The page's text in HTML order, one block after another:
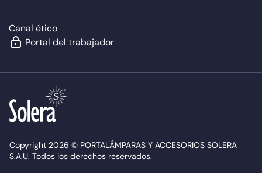
Canal ético
Portal del trabajador
Copyright 2026 © PORTALÁMPARAS Y ACCESORIOS SOLERA
S.A.U. Todos los derechos reservados.